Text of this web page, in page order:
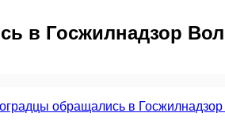
в Госжилнадзор